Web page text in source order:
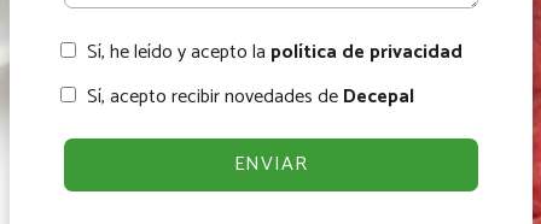
Sí, he leído y acepto la política de privacidad
Sí, acepto recibir novedades deDecepal